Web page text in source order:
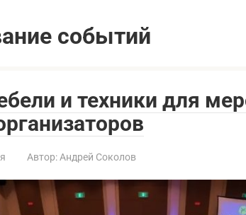
событий
и техники для
Автор: Андрей Соколов